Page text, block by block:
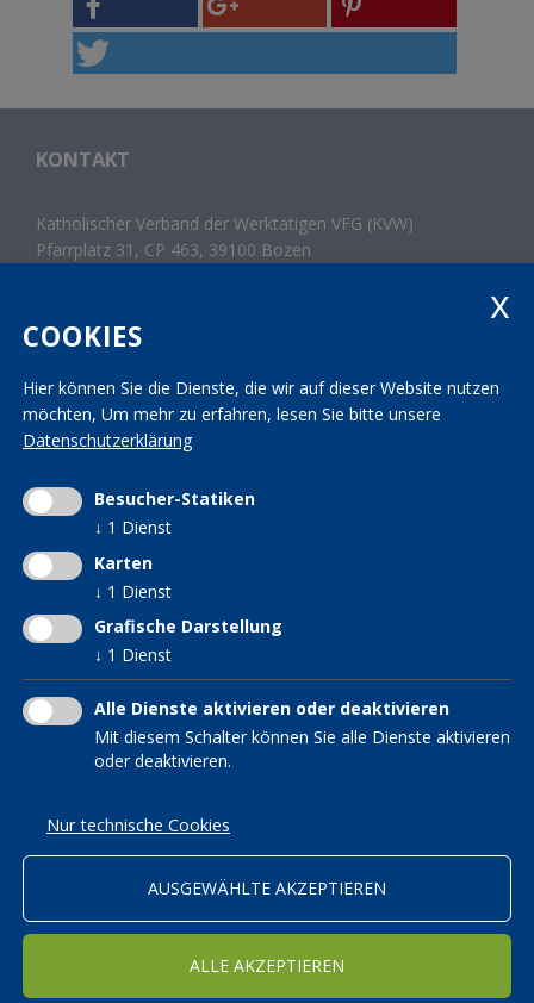
KONTAKT
Katholischer Verband der Werktätigen VFG (KVW)
Pfarrplatz 31, CP 463, 39100 Bozen
landesleitung@kvw.org
Impressum|Datenschutz|Transparenz
Mwst.-Nr. 01163950213 | St.-Nr. 80006160214
INTERESSENSGRUPPEN IM
Frauen im KVW
KVW Hilfsfonds
KVW Interessensgruppe
für Verwitwete und
Alleinstehende
KVW Senioren
Hebammen im KVW
Südtiroler in der Welt
MITGLIED WERDEN
Ich will KVW Mitglied werden
WEITER
COOKIES
Hier können Sie die Dienste, die wir auf dieser Website nutzen
möchten, Um mehr zu erfahren, lesen Sie bitte unsere
Datenschutzerklärung
Besucher-Statiken
↓ 1 Dienst
Karten
↓ 1 Dienst
Grafische Darstellung
↓ 1 Dienst
Alle Dienste aktivieren oder deaktivieren
Mit diesem Schalter können Sie alle Dienste aktivieren
oder deaktivieren.
Nur technische Cookies
AUSGEWÄHLTE AKZEPTIEREN
ALLE AKZEPTIEREN